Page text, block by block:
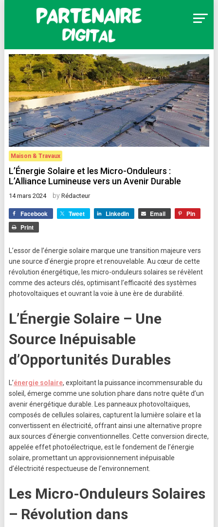
Partenaire Digital
Maison & Travaux
L’Énergie Solaire et les Micro-Onduleurs :
L’Alliance Lumineuse vers un Avenir Durable
14 mars 2024 by Rédacteur
Facebook Tweet LinkedIn Email
Pin
Print
L’essor de l’énergie solaire marque une transition majeure vers
une source d’énergie propre et renouvelable. Au cœur de cette
révolution énergétique, les micro-onduleurs solaires se révèlent
comme des acteurs clés, optimisant l’efficacité des systèmes
photovoltaïques et ouvrant la voie à une ère de durabilité.
L’Énergie Solaire – Une
Source Inépuisable
d’Opportunités Durables
L’énergie solaire, exploitant la puissance incommensurable du
soleil, émerge comme une solution phare dans notre quête d’un
avenir énergétique durable. Les panneaux photovoltaïques,
composés de cellules solaires, capturent la lumière solaire et la
convertissent en électricité, offrant ainsi une alternative propre
aux sources d’énergie conventionnelles. Cette conversion directe,
appelée effet photoélectrique, est le fondement de l’énergie
solaire, promettant un approvisionnement inépuisable
d’électricité respectueuse de l’environnement.
Les Micro-Onduleurs Solaires
– Révolution dans